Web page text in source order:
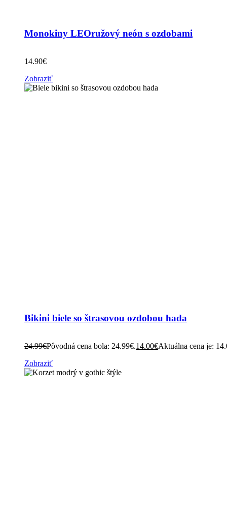
Monokiny LEOružový neón s ozdobami
14.90€
Zobraziť
Bikini biele so štrasovou ozdobou hada
24.99€Pôvodná cena bola: 24.99€.14.00€Aktuálna cena je:
Zobraziť